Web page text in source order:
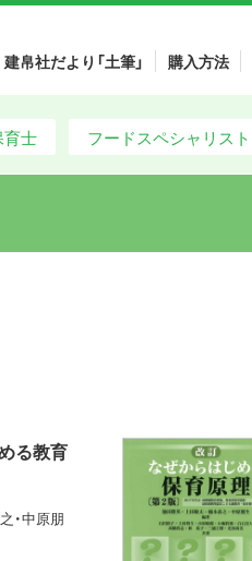
建帛社だより「土筆」 購入方法
育士 フードスペシャリスト
る教育
・中原朋